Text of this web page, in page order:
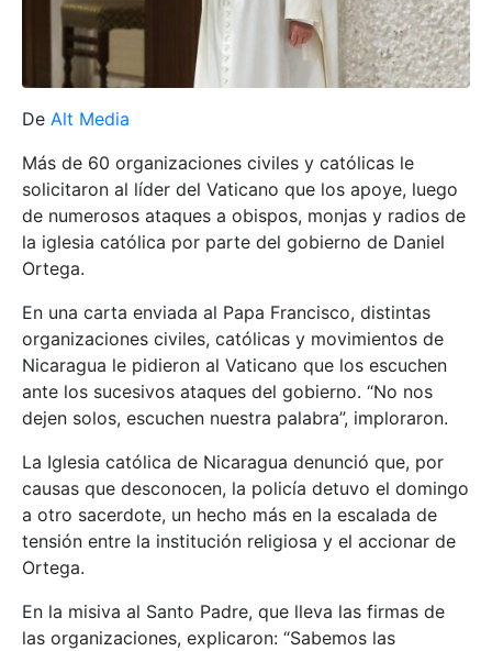
De Alt Media
Más de 60 organizaciones civiles y católicas le
solicitaron al líder del Vaticano que los apoye, luego
de numerosos ataques a obispos, monjas y radios de
la iglesia católica por parte del gobierno de Daniel
Ortega.
En una carta enviada al Papa Francisco, distintas
organizaciones civiles, católicas y movimientos de
Nicaragua le pidieron al Vaticano que los escuchen
ante los sucesivos ataques del gobierno. “No nos
dejen solos, escuchen nuestra palabra”, imploraron.
La Iglesia católica de Nicaragua denunció que, por
causas que desconocen, la policía detuvo el domingo
a otro sacerdote, un hecho más en la escalada de
tensión entre la institución religiosa y el accionar de
Ortega.
En la misiva al Santo Padre, que lleva las firmas de
las organizaciones, explicaron: “Sabemos las